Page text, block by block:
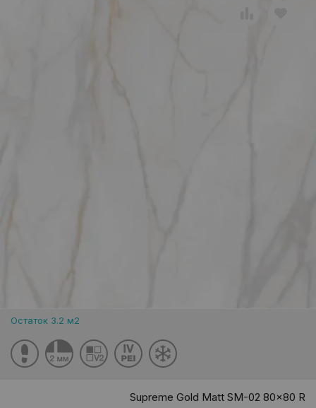
Остаток 3.2 м2
Supreme Gold Matt SM-02 80x80 R